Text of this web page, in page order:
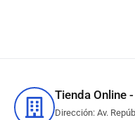
Tienda Online
Dirección: Av.